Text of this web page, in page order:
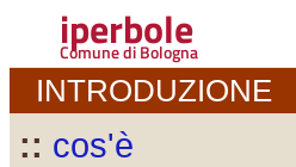
iperbole
Comune di Bologna
INTRODUZIONE
:: cos'è